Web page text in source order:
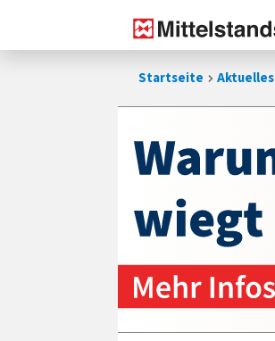
Startseite Aktuelles